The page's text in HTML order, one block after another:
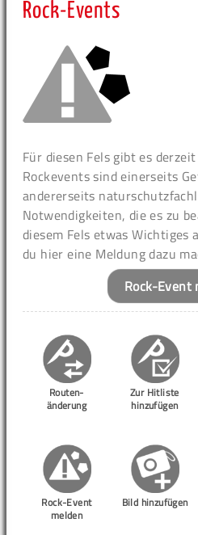
Rock-Events
Für diesen Fels gibt es
Rockevents sind einerseits
andererseits
Notwendigkeiten, die es zu
diesem Fels etwas
du hier eine Meldung dazu
Rock-Event
Routen-
änderung
Zur Hitliste
hinzufügen
Rock-Event
melden
Bild hinzufügen